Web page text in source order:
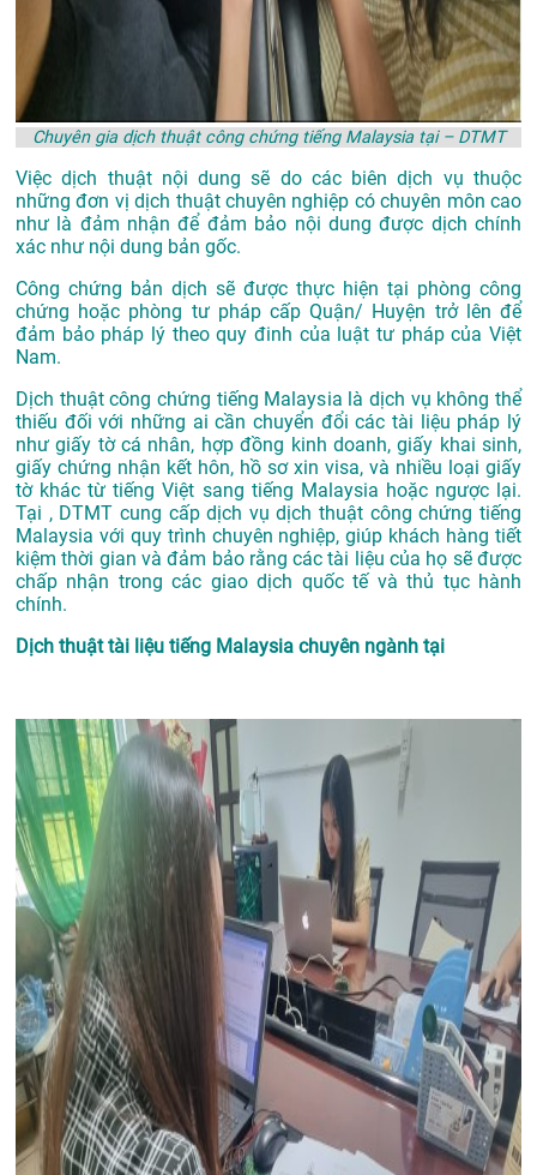
Chuyên gia dịch thuật công chứng tiếng Malaysia tại – DTMT
Việc dịch thuật nội dung sẽ do các biên dịch vụ thuộc
những đơn vị dịch thuật chuyên nghiệp có chuyên môn cao
như là đảm nhận để đảm bảo nội dung được dịch chính
xác như nội dung bản gốc.
Công chứng bản dịch sẽ được thực hiện tại phòng công
chứng hoặc phòng tư pháp cấp Quận/ Huyện trở lên để
đảm bảo pháp lý theo quy đinh của luật tư pháp của Việt
Nam.
Dịch thuật công chứng tiếng Malaysia là dịch vụ không thể
thiếu đối với những ai cần chuyển đổi các tài liệu pháp lý
như giấy tờ cá nhân, hợp đồng kinh doanh, giấy khai sinh,
giấy chứng nhận kết hôn, hồ sơ xin visa, và nhiều loại giấy
tờ khác từ tiếng Việt sang tiếng Malaysia hoặc ngược lại.
Tại , DTMT cung cấp dịch vụ dịch thuật công chứng tiếng
Malaysia với quy trình chuyên nghiệp, giúp khách hàng tiết
kiệm thời gian và đảm bảo rằng các tài liệu của họ sẽ được
chấp nhận trong các giao dịch quốc tế và thủ tục hành
chính.
Dịch thuật tài liệu tiếng Malaysia chuyên ngành tại